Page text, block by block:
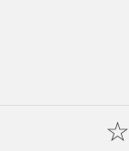
☆